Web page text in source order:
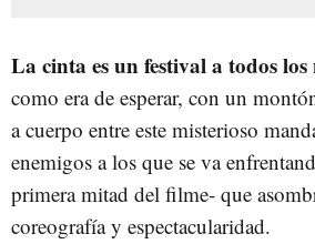
La cinta es un festival a todos los
como era de esperar, con un
a cuerpo entre este misterioso
enemigos a los que se va
primera mitad del filme- que
coreografía y espectacularidad.